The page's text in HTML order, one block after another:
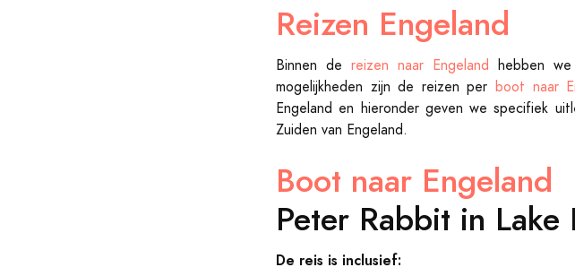
Reizen Engeland
Binnen de reizen naar Engeland hebben
mogelijkheden zijn de reizen per boot naar
Engeland en hieronder geven we specifiek
Zuiden van Engeland.
Boot naar Engeland
Peter Rabbit in Lake
De reis is inclusief: